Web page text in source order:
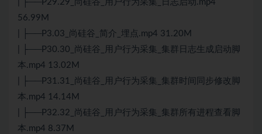
| ├──P29.29_尚硅谷_用户行为采集_日志启动.mp4
56.99M
| ├──P3.03_尚硅谷_简介_埋点.mp4 31.20M
| ├──P30.30_尚硅谷_用户行为采集_集群日志生成启动脚
本.mp4 13.02M
| ├──P31.31_尚硅谷_用户行为采集_集群时间同步修改脚
本.mp4 14.14M
| ├──P32.32_尚硅谷_用户行为采集_集群所有进程查看脚
本.mp4 8.37M